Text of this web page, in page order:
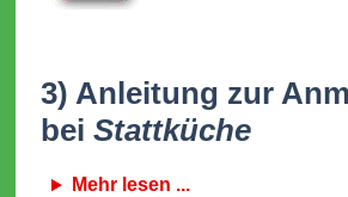
3) Anleitung zur
beiStattküche
Mehr lesen ...